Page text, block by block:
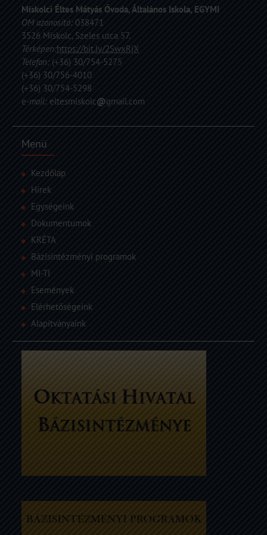
Miskolci Éltes Mátyás Óvoda, Általános Iskola, EGYMI
OM azonosító: 038471
3526 Miskolc, Szeles utca 57.
Térképen:https://bit.ly/2SwxRjX
Telefon: (+36) 30/754-5275
(+36) 30/756-4010
(+36) 30/754-5298
e-mail: eltesmiskolc@gmail.com
Menü
Kezdőlap
Hírek
Egységeink
Dokumentumok
KRÉTA
Bázisintézményi programok
MI-TI
Események
Elérhetőségeink
Alapítványaink